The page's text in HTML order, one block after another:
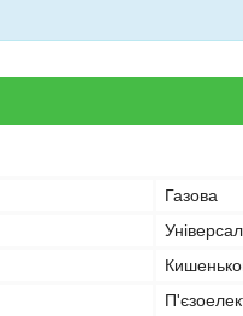
Газова